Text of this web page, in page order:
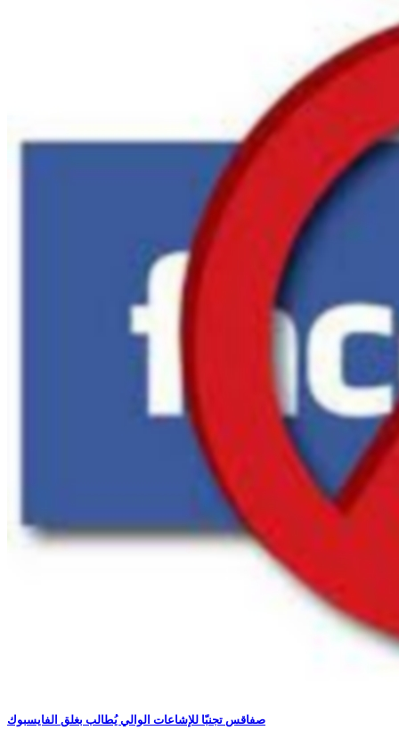
صفاقس تجنبّا للإشاعات الوالي يُطالب بغلق الفايسبوك